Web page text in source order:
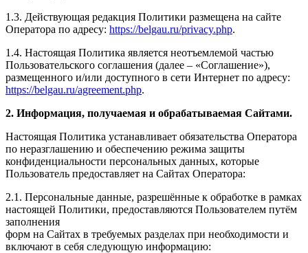
1.3. Действующая редакция Политики размещена на сайте
Оператора по адресу: https://belgau.ru/privacy.php.
1.4. Настоящая Политика является неотъемлемой частью
Пользовательского соглашения (далее – «Соглашение»),
размещенного и/или доступного в сети Интернет по адресу:
https://belgau.ru/agreement.php.
2. Информация, получаемая и обрабатываемая Сайтами.
Настоящая Политика устанавливает обязательства Оператора
по неразглашению и обеспечению режима защиты
конфиденциальности персональных данных, которые
Пользователь предоставляет на Сайтах Оператора:
2.1. Персональные данные, разрешённые к обработке в рамках
настоящей Политики, предоставляются Пользователем путём
заполнения
форм на Сайтах в требуемых разделах при необходимости и
включают в себя следующую информацию: